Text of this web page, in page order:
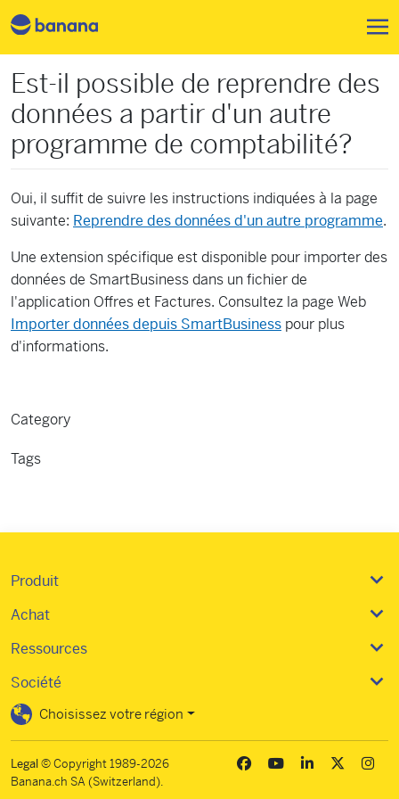
Est-il possible de reprendre des
données a partir d'un autre
programme de comptabilité?
Oui, il suffit de suivre les instructions indiquées à la page
suivante: Reprendre des données d'un autre programme.
Une extension spécifique est disponible pour importer des
données de SmartBusiness dans un fichier de
l'application Offres et Factures. Consultez la page Web
Importer données depuis SmartBusiness pour plus
d'informations.
Category
Tags
Produit
Achat
Ressources
Société
Choisissez votre région
Legal© Copyright 1989-2026
Banana.ch SA (Switzerland).